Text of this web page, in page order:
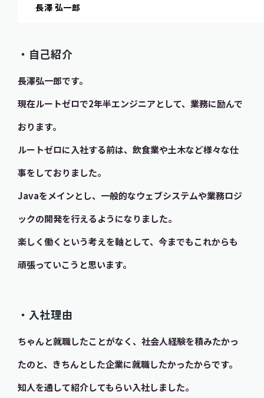
長澤 弘一郎
・自己紹介
長澤弘一郎です。
現在ルートゼロで2年半エンジニアとして、業務に励んで
おります。
ルートゼロに入社する前は、飲食業や土木など様々な仕
事をしておりました。
Javaをメインとし、一般的なウェブシステムや業務ロジ
ックの開発を行えるようになりました。
楽しく働くという考えを軸として、今までもこれからも
頑張っていこうと思います。
・入社理由
ちゃんと就職したことがなく、社会人経験を積みたかっ
たのと、きちんとした企業に就職したかったからです。
知人を通して紹介してもらい入社しました。